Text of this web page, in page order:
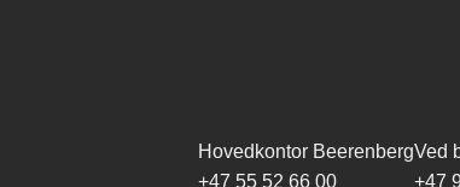
Hovedkontor Beerenberg
+47 55 52 66 00
Ved
+47